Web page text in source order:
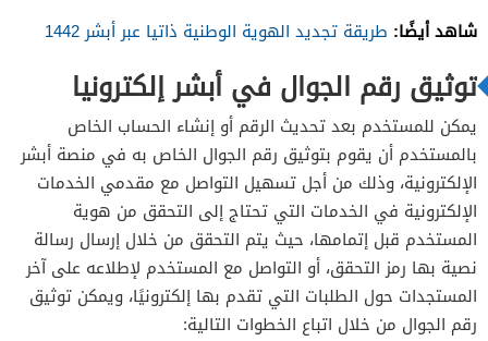
شاهد أيضًا: طريقة تجديد الهوية الوطنية ذاتيا عبر أبشر 1442
توثيق رقم الجوال في أبشر إلكترونيا
يمكن للمستخدم بعد تحديث الرقم أو إنشاء الحساب الخاص
بالمستخدم أن يقوم بتوثيق رقم الجوال الخاص به في منصة أبشر
الإلكترونية، وذلك من أجل تسهيل التواصل مع مقدمي الخدمات
الإلكترونية في الخدمات التي تحتاج إلى التحقق من هوية
المستخدم قبل إتمامها، حيث يتم التحقق من خلال إرسال رسالة
نصية بها رمز التحقق، أو التواصل مع المستخدم لإطلاعه على آخر
المستجدات حول الطلبات التي تقدم بها إلكترونيًا، ويمكن توثيق
رقم الجوال من خلال اتباع الخطوات التالية: